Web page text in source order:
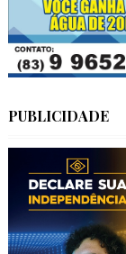
PUBLICIDADE